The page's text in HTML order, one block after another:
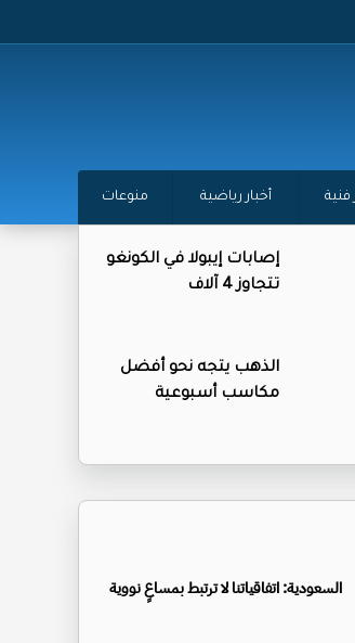
فنية أخبار رياضية منوعات
إصابات إيبولا في الكونغو
تتجاوز 4 آلاف
الذهب يتجه نحو أفضل
مكاسب أسبوعية
السعودية: اتفاقياتنا لا ترتبط بمساعٍ نووية